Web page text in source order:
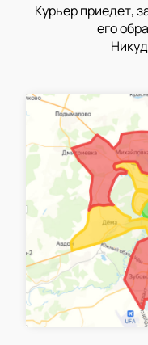
Курьер приедет,
его